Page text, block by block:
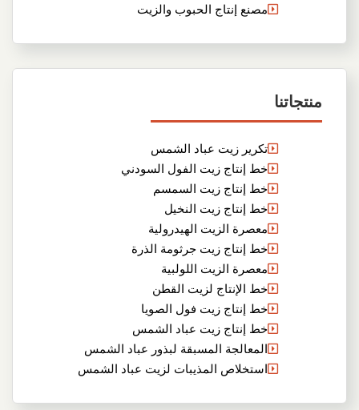
مصنع إنتاج الحبوب والزيت
منتجاتنا
تكرير زيت عباد الشمس
خط إنتاج زيت الفول السودني
خط إنتاج زيت السمسم
خط إنتاج زيت النخيل
معصرة الزيت الهيدرولية
خط إنتاج زيت جرثومة الذرة
معصرة الزيت اللولبية
خط الإنتاج لزيت القطن
خط إنتاج زيت فول الصويا
خط إنتاج زيت عباد الشمس
المعالجة المسبقة لبذور عباد الشمس
استخلاص المذيبات لزيت عباد الشمس